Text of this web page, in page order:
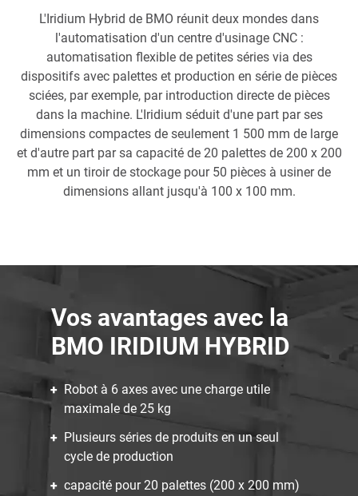
L'Iridium Hybrid de BMO réunit deux mondes dans
l'automatisation d'un centre d'usinage CNC :
automatisation flexible de petites séries via des
dispositifs avec palettes et production en série de pièces
sciées, par exemple, par introduction directe de pièces
dans la machine. L'Iridium séduit d'une part par ses
dimensions compactes de seulement 1 500 mm de large
et d'autre part par sa capacité de 20 palettes de 200 x 200
mm et un tiroir de stockage pour 50 pièces à usiner de
dimensions allant jusqu'à 100 x 100 mm.
Vos avantages avec la
BMO IRIDIUM HYBRID
Robot à 6 axes avec une charge utile
maximale de 25 kg
Plusieurs séries de produits en un seul
cycle de production
capacité pour 20 palettes (200 x 200 mm)